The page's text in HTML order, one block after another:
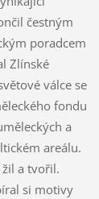
čestným
poradcem
Zlínské
válce se
fondu
a
areálu.
a tvořil.
si motivy